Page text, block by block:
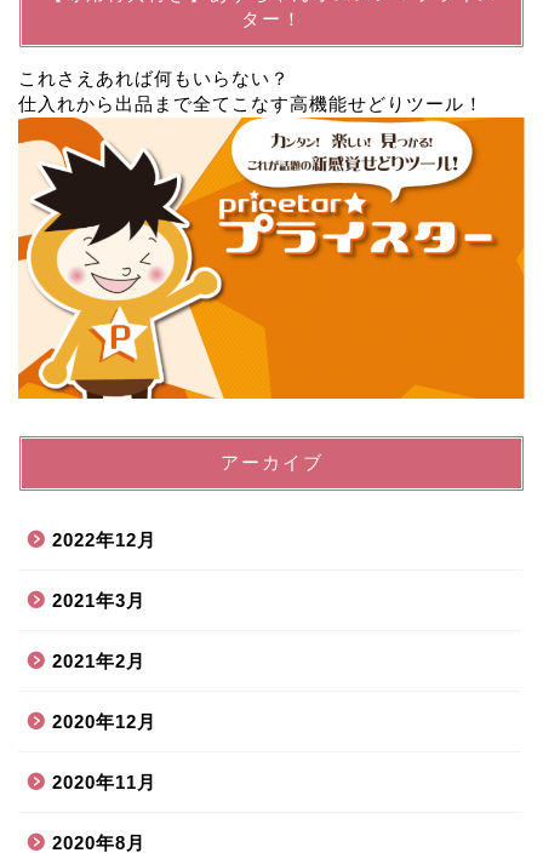
ター！
これさえあれば何もいらない？
仕入れから出品まで全てこなす高機能せどりツール！
アーカイブ
2022年12月
2021年3月
2021年2月
2020年12月
2020年11月
2020年8月